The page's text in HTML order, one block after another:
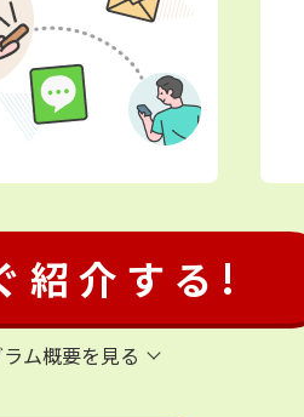
紹介する!
ム概要を見る